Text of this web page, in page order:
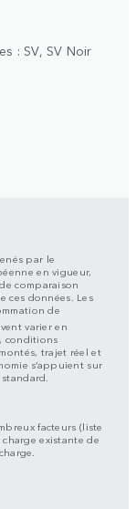
: SV, SV Noir
par le
en vigueur,
comparaison
ces données. Les
de
varier en
conditions
trajet réel et
s’appuient sur
facteurs (liste
existante de